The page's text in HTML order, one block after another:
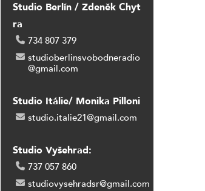
Studio Berlín / Zdeněk Chyt
ra
734 807 379
studioberlinsvobodneradio
@gmail.com
Studio Itálie/ Monika Pilloni
studio.italie21@gmail.com
Studio Vyšehrad:
737 057 860
studiovysehradsr@gmail.com